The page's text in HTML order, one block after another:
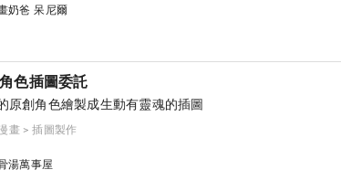
奶爸 呆尼爾
色插圖委託
原創角色繪製成生動有靈魂的插圖
畫 > 插圖製作
湯萬事屋